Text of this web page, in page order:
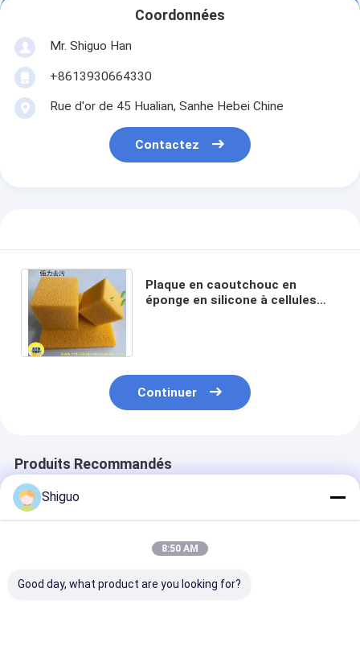
Coordonnées
Mr. Shiguo Han
+8613930664330
Rue d'or de 45 Hualian, Sanhe Hebei Chine
Contactez
Plaque en caoutchouc en
éponge en silicone à cellules
Continuer
Produits Recommandés
Shiguo
8:50 AM
Good day, what product are you looking for?